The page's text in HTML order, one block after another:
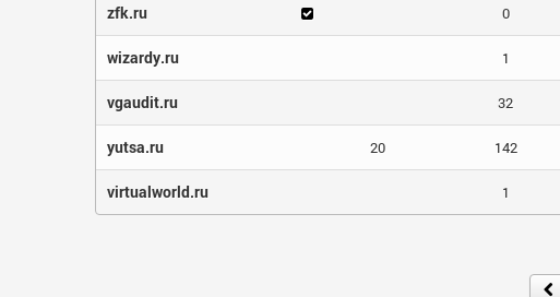
zfk.ru 0
wizardy.ru 1
vgaudit.ru 32
yutsa.ru 20 142
virtualworld.ru 1